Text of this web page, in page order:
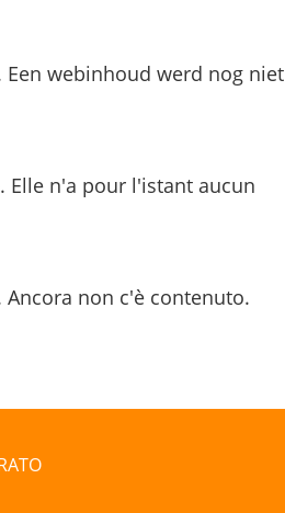
webinhoud werd nog niet
Elle n'a pour l'istant aucun
non c'è contenuto.